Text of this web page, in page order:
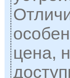
цена,